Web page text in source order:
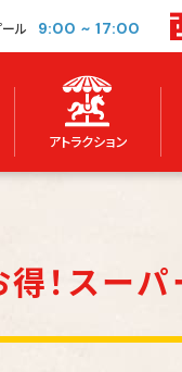
ル 9:00 ~ 17:00
アトラクション
！スー